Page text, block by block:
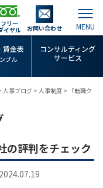
フリー
イヤル お問い合わせ
賃金表
プル
コンサルティング
サービス
人事ブログ > 人事制度 > 「転職ク
の評判をチェック